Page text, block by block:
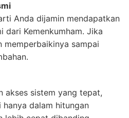
Anda dijamin mendapatkan
Kemenkumham. Jika
sampai
akses sistem yang tepat,
dalam hitungan